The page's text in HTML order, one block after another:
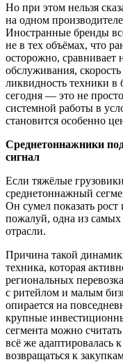
Но при этом нельзя
на одном
Иностранные бренды
не в тех объёмах, что
осторожно, сравнивает
обслуживания,
ликвидность техники
сегодня — это не
системной работы в
становится особенно
Среднетоннажники
сигнал
Если тяжёлые
среднетоннажный
Он сумел показать
пожалуй, одна из
отрасли.
Причина такой
техника, которая
региональных
с ритейлом и малым
опирается на
крупные
сегмента можно
всё же адаптировалась
возвращаться к